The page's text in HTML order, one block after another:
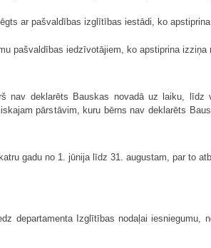
ar pašvaldības izglītības iestādi, ko
pašvaldības iedzīvotājiem, ko apstiprina izziņa
deklarēts Bauskas novadā uz laiku, līdz
pārstāvim, kuru bērns nav deklarēts
gadu no 1. jūnija līdz 31. augustam, par to
departamenta Izglītības nodaļai iesniegumu,